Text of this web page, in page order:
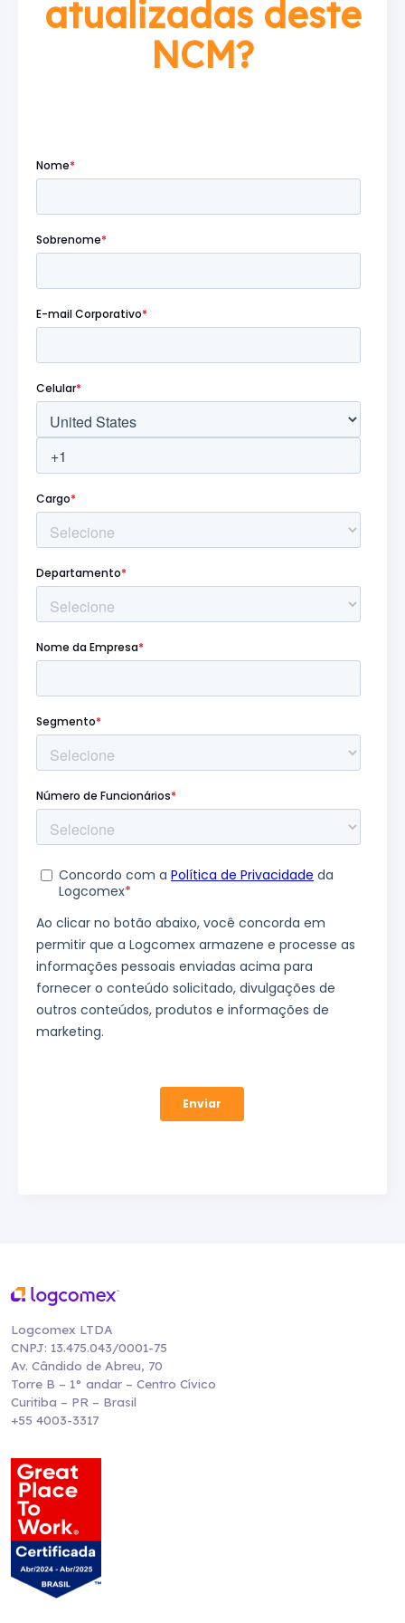
atualizadas deste
NCM?
Logcomex LTDA
CNPJ: 13.475.043/0001-75
Av. Cândido de Abreu, 70
Torre B – 1° andar – Centro Cívico
Curitiba – PR – Brasil
+55 4003-3317